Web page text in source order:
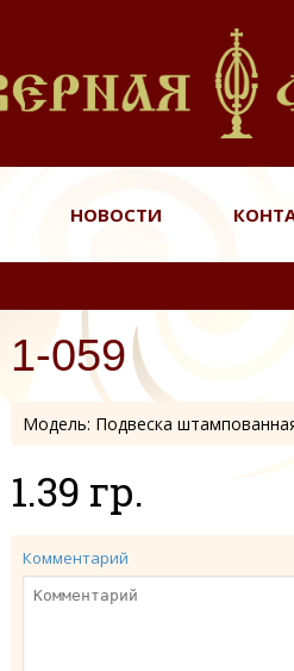
НОВОСТИ
1-059
Модель: Подвеска
1.39 гр.
Комментарий